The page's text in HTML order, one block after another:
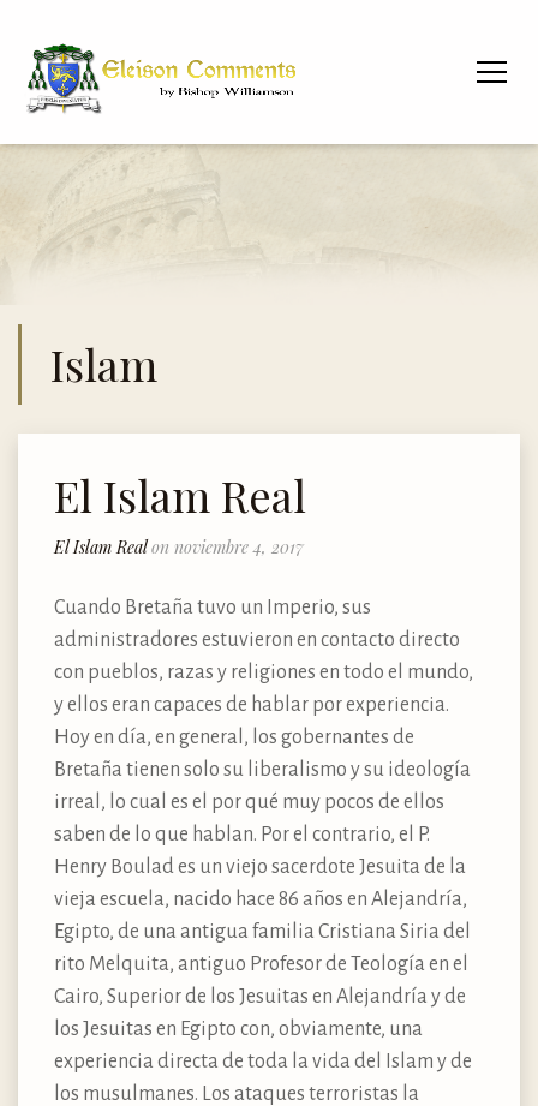
Islam
El Islam Real
El Islam Realon noviembre 4, 2017
Cuando Bretaña tuvo un Imperio, sus
administradores estuvieron en contacto directo
con pueblos, razas y religiones en todo el mundo,
y ellos eran capaces de hablar por experiencia.
Hoy en día, en general, los gobernantes de
Bretaña tienen solo su liberalismo y su ideología
irreal, lo cual es el por qué muy pocos de ellos
saben de lo que hablan. Por el contrario, el P.
Henry Boulad es un viejo sacerdote Jesuita de la
vieja escuela, nacido hace 86 años en Alejandría,
Egipto, de una antigua familia Cristiana Siria del
rito Melquita, antiguo Profesor de Teología en el
Cairo, Superior de los Jesuitas en Alejandría y de
los Jesuitas en Egipto con, obviamente, una
experiencia directa de toda la vida del Islam y de
los musulmanes. Los ataques terroristas la